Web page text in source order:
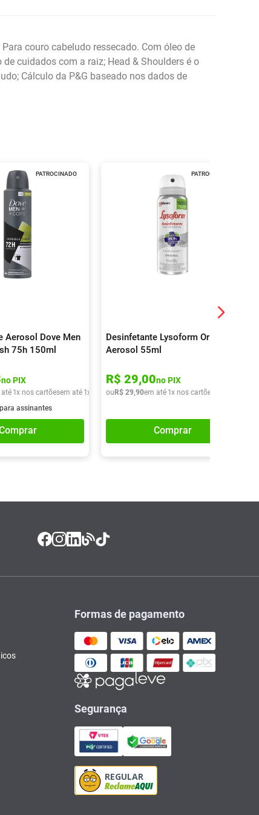
couro cabeludo ressecado. Com óleo de
cuidados com a raiz; Head & Shoulders é o
Cálculo da P&G baseado nos dados de
PATROCINADO
Aerosol Dove Men
75h 150ml
no PIX
1x nos cartõesem até 1x de R$ 18,90
para assinantes
PATROCINADO
Desinfetante Lysoform Original
Aerosol 55ml
R$ 29,00no PIX
ou R$ 29,90em até 1x nos cartões
Comprar
Formas de pagamento
Segurança